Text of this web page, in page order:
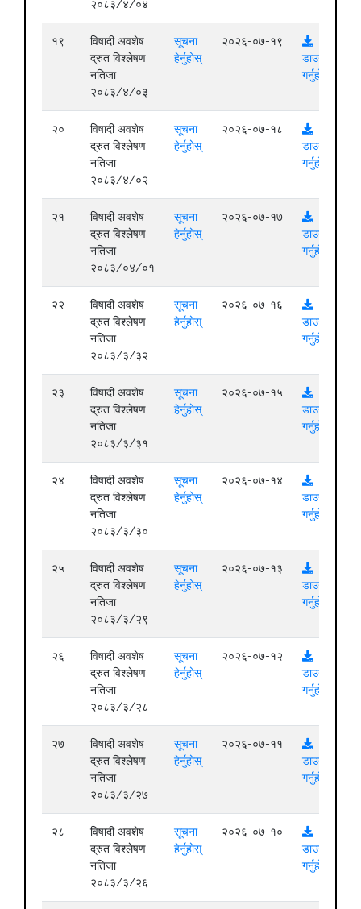
२०८३/४/०४
१९
विषादी अवशेष
द्रुत विश्लेषण
नतिजा
२०८३/४/०३
सूचना
हेर्नुहोस्
२०२६-०७-१९
डाउनलोड
गर्नुहोस्
२०
विषादी अवशेष
द्रुत विश्लेषण
नतिजा
२०८३/४/०२
सूचना
हेर्नुहोस्
२०२६-०७-१८
डाउनलोड
गर्नुहोस्
२१
विषादी अवशेष
द्रुत विश्लेषण
नतिजा
२०८३/०४/०१
सूचना
हेर्नुहोस्
२०२६-०७-१७
डाउनलोड
गर्नुहोस्
२२
विषादी अवशेष
द्रुत विश्लेषण
नतिजा
२०८३/३/३२
सूचना
हेर्नुहोस्
२०२६-०७-१६
डाउनलोड
गर्नुहोस्
२३
विषादी अवशेष
द्रुत विश्लेषण
नतिजा
२०८३/३/३१
सूचना
हेर्नुहोस्
२०२६-०७-१५
डाउनलोड
गर्नुहोस्
२४
विषादी अवशेष
द्रुत विश्लेषण
नतिजा
२०८३/३/३०
सूचना
हेर्नुहोस्
२०२६-०७-१४
डाउनलोड
गर्नुहोस्
२५
विषादी अवशेष
द्रुत विश्लेषण
नतिजा
२०८३/३/२९
सूचना
हेर्नुहोस्
२०२६-०७-१३
डाउनलोड
गर्नुहोस्
२६
विषादी अवशेष
द्रुत विश्लेषण
नतिजा
२०८३/३/२८
सूचना
हेर्नुहोस्
२०२६-०७-१२
डाउनलोड
गर्नुहोस्
२७
विषादी अवशेष
द्रुत विश्लेषण
नतिजा
२०८३/३/२७
सूचना
हेर्नुहोस्
२०२६-०७-११
डाउनलोड
गर्नुहोस्
२८
विषादी अवशेष
द्रुत विश्लेषण
नतिजा
२०८३/३/२६
सूचना
हेर्नुहोस्
२०२६-०७-१०
डाउनलोड
गर्नुहोस्